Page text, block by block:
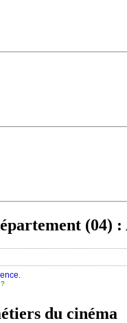
(04)
?
du cinéma